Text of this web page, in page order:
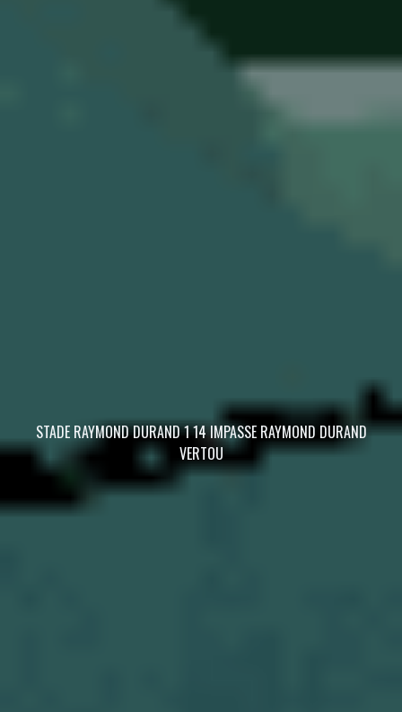
STADE RAYMOND DURAND 1 14 IMPASSE RAYMOND DURAND
VERTOU